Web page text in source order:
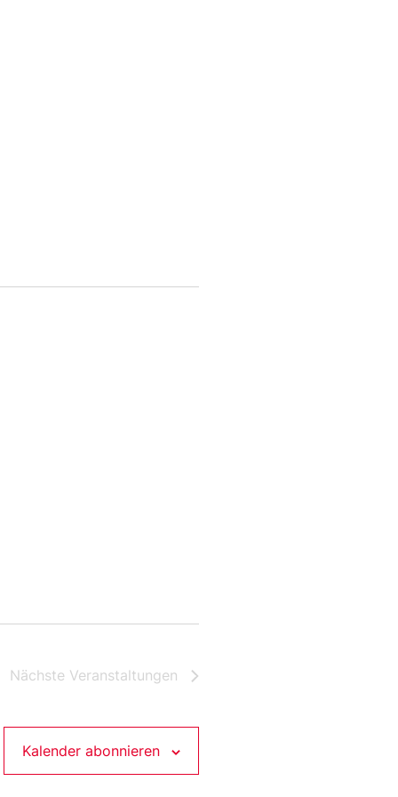
Nächste Veranstaltungen
Kalender abonnieren